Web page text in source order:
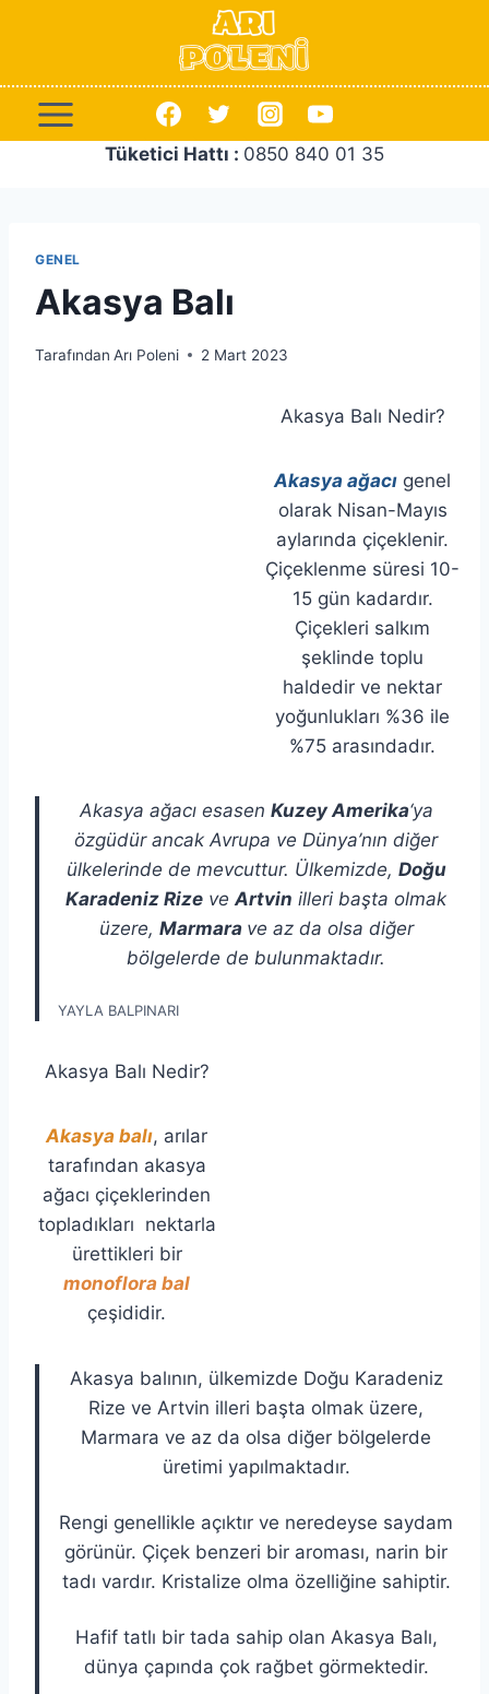
Tüketici Hattı : 0850 840 01 35
GENEL
Akasya Balı
Tarafından Arı Poleni 2 Mart 2023
Akasya Balı Nedir?
Akasya ağacı genel
olarak Nisan-Mayıs
aylarında çiçeklenir.
Çiçeklenme süresi 10-
15 gün kadardır.
Çiçekleri salkım
şeklinde toplu
haldedir ve nektar
yoğunlukları %36 ile
%75 arasındadır.
Akasya ağacı esasen Kuzey Amerika‘ya
özgüdür ancak Avrupa ve Dünya’nın diğer
ülkelerinde de mevcuttur. Ülkemizde, Doğu
Karadeniz Rize ve Artvin illeri başta olmak
üzere, Marmara ve az da olsa diğer
bölgelerde de bulunmaktadır.
YAYLA BALPINARI
Akasya Balı Nedir?
Akasya balı, arılar
tarafından akasya
ağacı çiçeklerinden
topladıkları nektarla
ürettikleri bir
monoflora bal
çeşididir.
Akasya balının, ülkemizde Doğu Karadeniz
Rize ve Artvin illeri başta olmak üzere,
Marmara ve az da olsa diğer bölgelerde
üretimi yapılmaktadır.
Rengi genellikle açıktır ve neredeyse saydam
görünür. Çiçek benzeri bir aroması, narin bir
tadı vardır. Kristalize olma özelliğine sahiptir.
Hafif tatlı bir tada sahip olan Akasya Balı,
dünya çapında çok rağbet görmektedir.